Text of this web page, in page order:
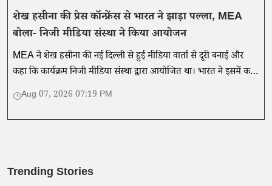
शेख हसीना की प्रेस कॉन्फ्रेंस से भारत ने झाड़ा पल्ला, MEA
बोला- निजी मीडिया संस्था ने किया आयोजन
MEA ने शेख हसीना की नई दिल्ली से हुई मीडिया वार्ता से दूरी बनाई और
कहा कि कार्यक्रम निजी मीडिया संस्था द्वारा आयोजित था। भारत ने इसमें कही
गई बातों का समर्थन नहीं किया।
Aug 07, 2026 07:19 PM
Trending Stories